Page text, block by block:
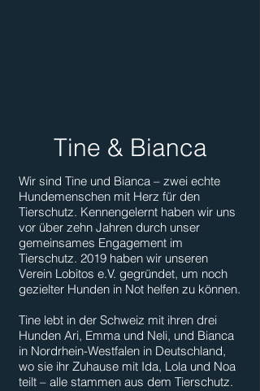
Tine & Bianca
Wir sind Tine und Bianca – zwei echte
Hundemenschen mit Herz für den
Tierschutz. Kennengelernt haben wir uns
vor über zehn Jahren durch unser
gemeinsames Engagement im
Tierschutz. 2019 haben wir unseren
Verein Lobitos e.V. gegründet, um noch
gezielter Hunden in Not helfen zu können.
Tine lebt in der Schweiz mit ihren drei
Hunden Ari, Emma und Neli, und Bianca
in Nordrhein-Westfalen in Deutschland,
wo sie ihr Zuhause mit Ida, Lola und Noa
teilt – alle stammen aus dem Tierschutz.